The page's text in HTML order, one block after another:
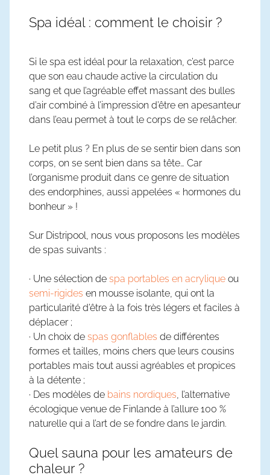
Spa idéal : comment le choisir ?
Si le spa est idéal pour la relaxation, c’est parce
que son eau chaude active la circulation du
sang et que l’agréable effet massant des bulles
d’air combiné à l’impression d’être en apesanteur
dans l’eau permet à tout le corps de se relâcher.
Le petit plus ? En plus de se sentir bien dans son
corps, on se sent bien dans sa tête… Car
l’organisme produit dans ce genre de situation
des endorphines, aussi appelées « hormones du
bonheur » !
Sur Distripool, nous vous proposons les modèles
de spas suivants :
· Une sélection de spa portables en acrylique ou
semi-rigides en mousse isolante, qui ont la
particularité d’être à la fois très légers et faciles à
déplacer ;
· Un choix de spas gonflables de différentes
formes et tailles, moins chers que leurs cousins
portables mais tout aussi agréables et propices
à la détente ;
· Des modèles de bains nordiques, l’alternative
écologique venue de Finlande à l’allure 100 %
naturelle qui a l’art de se fondre dans le jardin.
Quel sauna pour les amateurs de
chaleur ?